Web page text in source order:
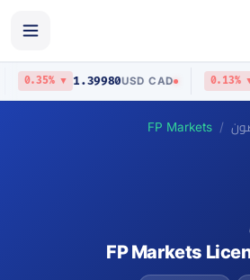
USD/CAD
1.39980
▼ 0.35%
FP Markets
FP Markets